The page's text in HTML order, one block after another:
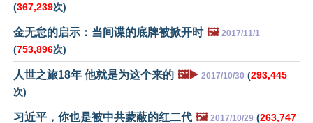
(367,239次)
金无怠的启示：当间谍的底牌被掀开时 🖼️ 2017/11/1
(753,896次)
人世之旅18年 他就是为这个来的 🖼️▶️ 2017/10/30 (293,445
次)
习近平，你也是被中共蒙蔽的红二代 🖼️ 2017/10/29 (263,747